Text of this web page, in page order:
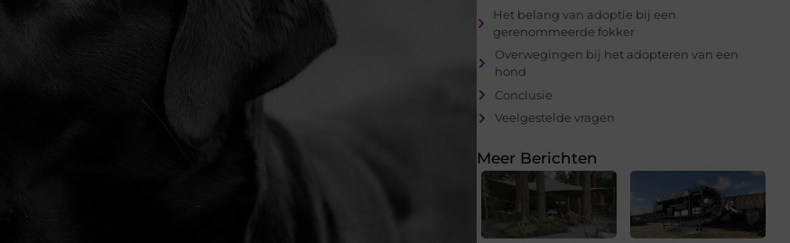
Het belang van adoptie bij een
gerenommeerde fokker
Overwegingen bij het adopteren van een
hond
Conclusie
Veelgestelde vragen
Meer Berichten